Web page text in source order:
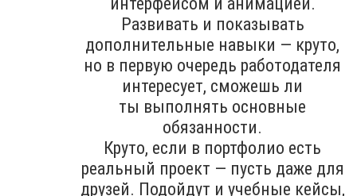
Развивать и показывать
дополнительные навыки — круто,
но в первую очередь работодателя
интересует, сможешь ли
ты выполнять основные
обязанности.
Круто, если в портфолио есть
реальный проект — пусть даже для
друзей. Подойдут и учебные кейсы,